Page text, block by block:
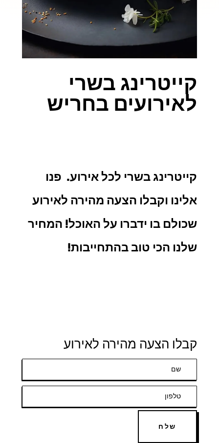
קייטרינג בשרי
לאירועים בחריש
קייטרינג בשרי לכל אירוע. פנו
אלינו וקבלו הצעה מהירה לאירוע
שכולם בו ידברו על האוכל! המחיר
שלנו הכי טוב בהתחייבות!
קבלו הצעה מהירה לאירוע
שלח